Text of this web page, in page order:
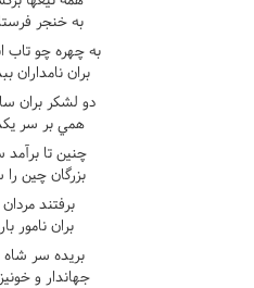
به خنجر
به چهره چو تاب
بران
دو لشکر بران
همي بر سر
چنين تا
بزرگان چين
برفتند
بران نامور
بريده سر
جهاندار و